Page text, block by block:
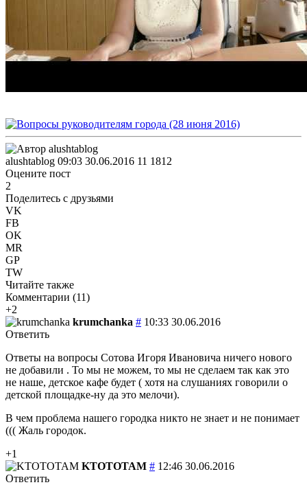
alushtablog 09:03 30.06.2016 11 1812
Оцените пост
2
Поделитесь с друзьями
VK
FB
OK
MR
GP
TW
Читайте также
Комментарии (11)
+2
krumchanka # 10:33 30.06.2016
Ответить
Ответы на вопросы Сотова Игоря Ивановича ничего нового
не добавили . То мы не можем, то мы не сделаем так как это
не наше, детское кафе будет ( хотя на слушаниях говорили о
детской площадке-ну да это мелочи).
В чем проблема нашего городка никто не знает и не понимает
((( Жаль городок.
+1
KTOTOTAM # 12:46 30.06.2016
Ответить